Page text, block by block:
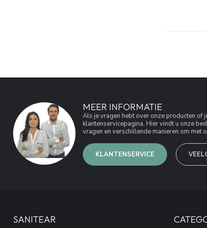
MEER INFORMATIE
Als je vragen hebt over onze producten of
klantenservicepagina. Hier vindt u onze
vragen en verschillende manieren om met
KLANTENSERVICE
SANITEAR